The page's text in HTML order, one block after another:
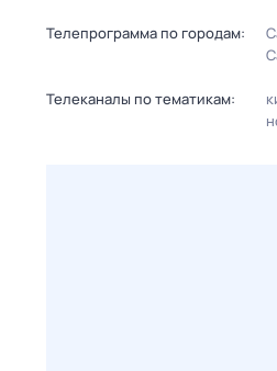
Телепрограмма по городам:
Телеканалы по тематикам: